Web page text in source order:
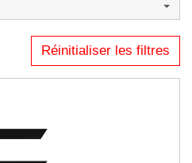
Réinitialiser les filtres